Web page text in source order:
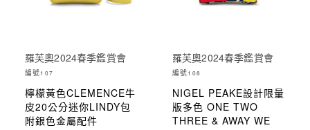
羅芙奧2024春季鑑賞會
編號107
檸檬黃色CLEMENCE牛
皮20公分迷你LINDY包
附銀色金屬配件
羅芙奧2024春季鑑賞會
編號108
NIGEL PEAKE設計限量
版多色 ONE TWO
THREE & AWAY WE